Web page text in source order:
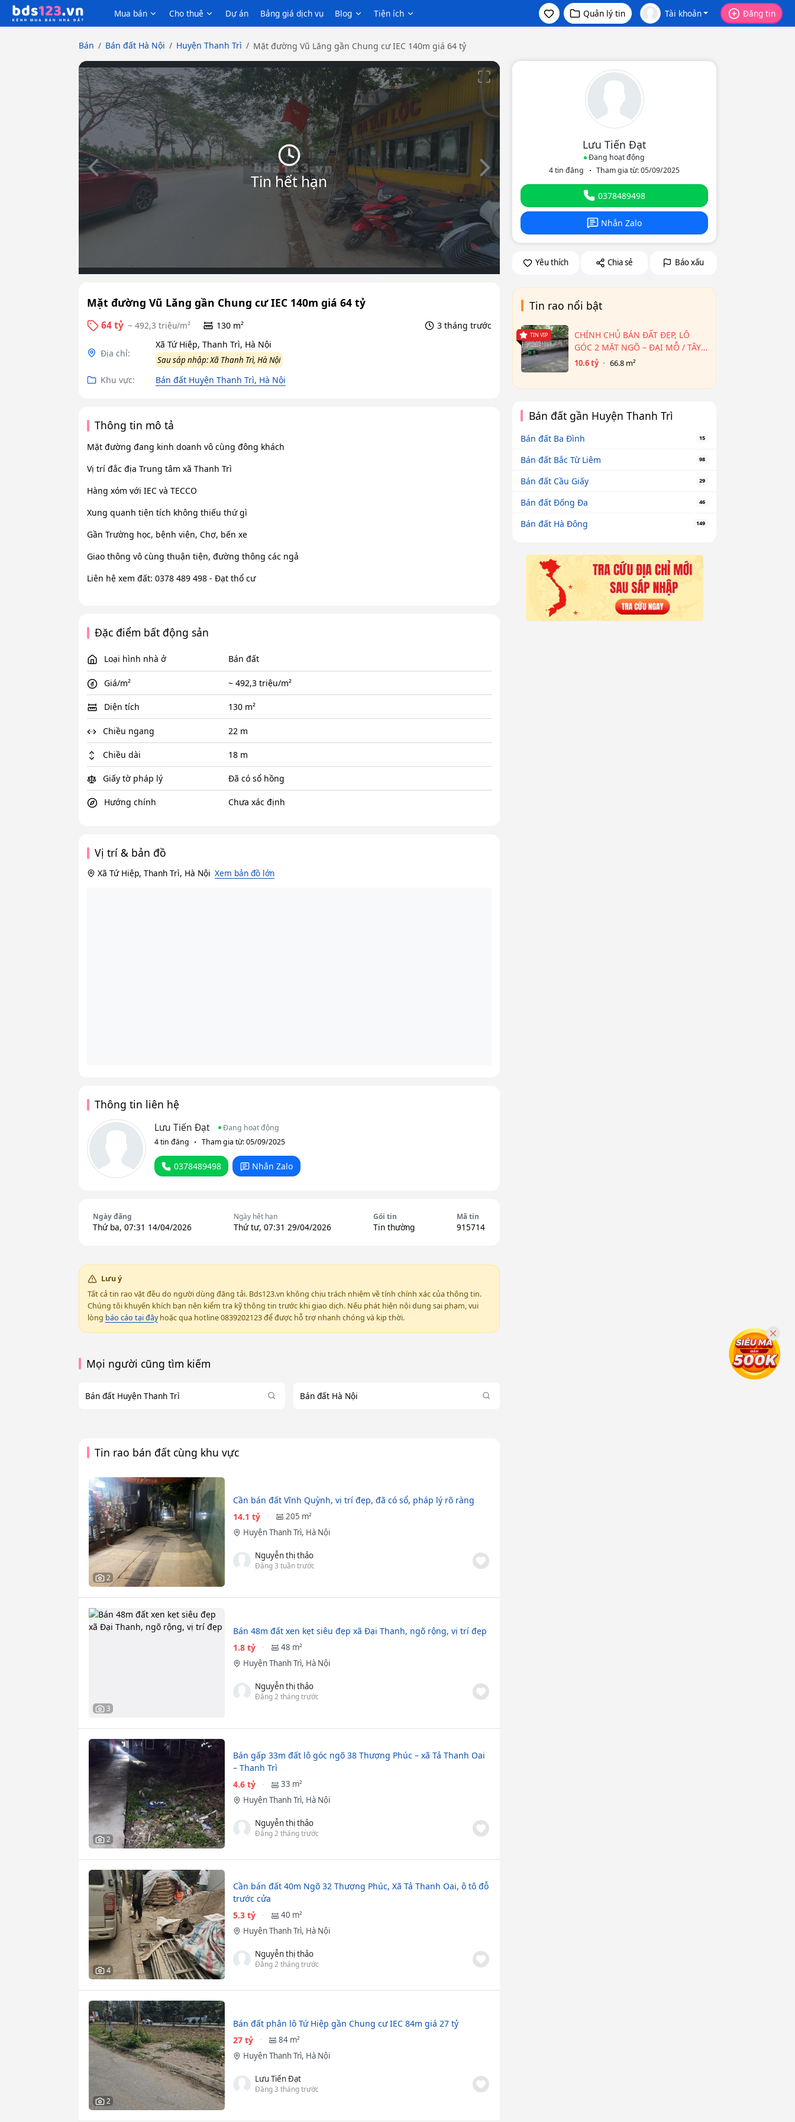
Mua bán Cho thuê Dự án Bảng giá dịch vụ Blog Tiện ích Quản lý tin Tài khoản Đăng tin
Bán Bán đất Hà Nội Huyện Thanh Trì Mặt đường Vũ Lăng gần Chung cư IEC 140m giá 64 tỷ
Tin hết hạn
Slide trước Slide tiếp theo
Mặt đường Vũ Lăng gần Chung cư IEC 140m giá 64 tỷ
64 tỷ ~ 492,3 triệu/m² 130 m² 3 tháng trước
Địa chỉ:
Xã Tứ Hiệp, Thanh Trì, Hà Nội
Sau sáp nhập: Xã Thanh Trì, Hà Nội
Khu vực: Bán đất Huyện Thanh Trì, Hà Nội
Thông tin mô tả
Mặt đường đang kinh doanh vô cùng đông khách
Vị trí đắc địa Trung tâm xã Thanh Trì
Hàng xóm với IEC và TECCO
Xung quanh tiện tích không thiếu thứ gì
Gần Trường học, bệnh viện, Chợ, bến xe
Giao thông vô cùng thuận tiện, đường thông các ngả
Liên hệ xem đất: 0378 489 498 - Đạt thổ cư
Đặc điểm bất động sản
Loại hình nhà ở Bán đất
Giá/m² ~ 492,3 triệu/m²
Diện tích 130 m²
Chiều ngang 22 m
Chiều dài 18 m
Giấy tờ pháp lý Đã có sổ hồng
Hướng chính Chưa xác định
Vị trí & bản đồ
Xã Tứ Hiệp, Thanh Trì, Hà Nội Xem bản đồ lớn
Thông tin liên hệ
Lưu Tiến Đạt
Đang hoạt động
4 tin đăng
Tham gia từ: 05/09/2025
0378489498 Nhắn Zalo
Ngày đăng
Thứ ba, 07:31 14/04/2026
Ngày hết hạn
Thứ tư, 07:31 29/04/2026
Gói tin
Tin thường
Mã tin
915714
Lưu ý
Tất cả tin rao vặt đều do người dùng đăng tải. Bds123.vn không chịu trách nhiệm về tính chính xác của thông tin.
Chúng tôi khuyến khích bạn nên kiểm tra kỹ thông tin trước khi giao dịch. Nếu phát hiện nội dung sai phạm, vui
lòng báo cáo tại đâyhoặc qua hotline 0839202123 để được hỗ trợ nhanh chóng và kịp thời.
Mọi người cũng tìm kiếm
Bán đất Huyện Thanh Trì Bán đất Hà Nội
Tin rao bán đất cùng khu vực
2
Cần bán đất Vĩnh Quỳnh, vị trí đẹp, đã có sổ, pháp lý rõ ràng
14.1 tỷ
205 m²
Huyện Thanh Trì, Hà Nội
Nguyễn thị thảo
Đăng 3 tuần trước
3
Bán 48m đất xen kẹt siêu đẹp xã Đại Thanh, ngõ rộng, vị trí đẹp
1.8 tỷ
48 m²
Huyện Thanh Trì, Hà Nội
Nguyễn thị thảo
Đăng 2 tháng trước
2
Bán gấp 33m đất lô góc ngõ 38 Thượng Phúc – xã Tả Thanh Oai
– Thanh Trì
4.6 tỷ
33 m²
Huyện Thanh Trì, Hà Nội
Nguyễn thị thảo
Đăng 2 tháng trước
4
Cần bán đất 40m Ngõ 32 Thượng Phúc, Xã Tả Thanh Oai, ô tô đỗ
trước cửa
5.3 tỷ
40 m²
Huyện Thanh Trì, Hà Nội
Nguyễn thị thảo
Đăng 2 tháng trước
2
Bán đất phân lô Tứ Hiệp gần Chung cư IEC 84m giá 27 tỷ
27 tỷ
84 m²
Huyện Thanh Trì, Hà Nội
Lưu Tiến Đạt
Đăng 3 tháng trước
Lưu Tiến Đạt
Đang hoạt động
4 tin đăng
Tham gia từ: 05/09/2025
0378489498
Nhắn Zalo
Yêu thích Chia sẻ Báo xấu
Tin rao nổi bật
TIN VIP
CHÍNH CHỦ BÁN ĐẤT ĐẸP, LÔ
GÓC 2 MẶT NGÕ – ĐẠI MỖ / TÂY
MỖ – CẠNH AEON HÀ ĐÔNG
10.6 tỷ 66.8 m²
Bán đất gần Huyện Thanh Trì
Bán đất Ba Đình 15
Bán đất Bắc Từ Liêm 98
Bán đất Cầu Giấy 29
Bán đất Đống Đa 46
Bán đất Hà Đông 149